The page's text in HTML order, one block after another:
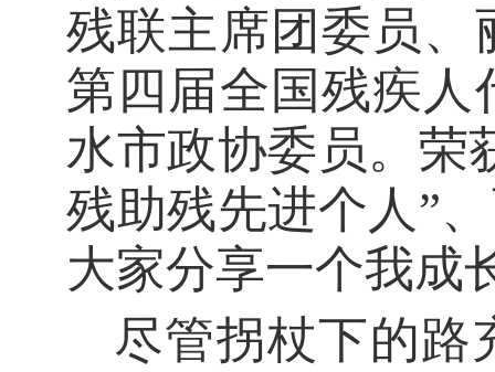
残联主席团委员 、
第四届全国残疾
水市政协委员。荣
残助残先进个人 ”、
大家分享一个我成
尽管拐杖下的路